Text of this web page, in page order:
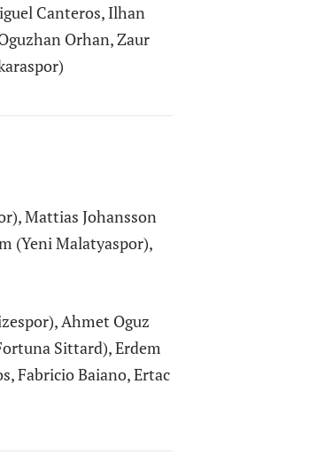
Canteros, Ilhan
Orhan, Zaur
Mattias Johansson
(Yeni Malatyaspor),
Ahmet Oguz
Sittard), Erdem
Fabricio Baiano, Ertac